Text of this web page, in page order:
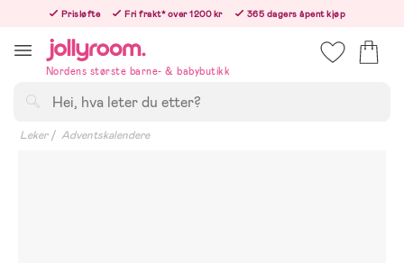
innehållet
Prisløfte Fri frakt* over 1200 kr
365 dagers åpent kjøp
Nordens største barne- & babybutikk
Leker Adventskalendere